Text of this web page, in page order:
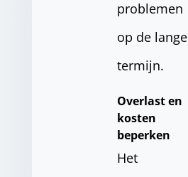
problemen
op de lange
termijn.
Overlast en
kosten
beperken
Het